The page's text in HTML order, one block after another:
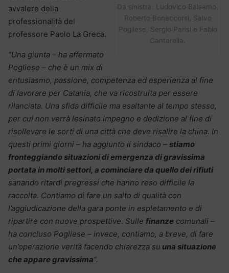
Da sinistra: Ludovico Balsamo,
Roberto Bonaccorsi, Salvo
Pogliese, Sergio Parisi e Fabio
Cantarella.
avvalere della
professionalità del
professore Paolo La Greca.
“Una giunta – ha affermato
Pogliese – che è un mix di
entusiasmo, passione, competenza ed esperienza al fine
di lavorare per Catania, che va ricostruita per essere
rilanciata. Una sfida difficile ma esaltante al tempo stesso,
per cui non verrà lesinato impegno e dedizione al fine di
risollevare le sorti di una città che deve risalire la china. In
questi primi giorni – ha aggiunto il sindaco – stiamo
fronteggiando situazioni di emergenza di gravissima
portata in molti settori, a cominciare da quello dei rifiuti
sanando ritardi pregressi che hanno reso difficile la
raccolta. Contiamo di fare un salto di qualità con
l’aggiudicazione della gara ponte in espletamento e di
ripartire con nuove prospettive. Sulle finanze comunali –
ha concluso Pogliese – invece, contiamo, a breve, di fare
un’operazione verità facendo chiarezza su una situazione
che appare gravissima“.